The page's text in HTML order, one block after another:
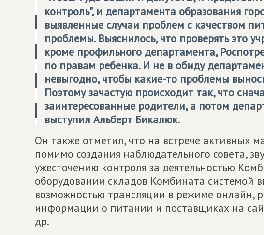
контроль", и департамента образования
выявленные случаи проблем с качеством
проблемы. Выяснилось, что проверять это
кроме профильного департамента,
по правам ребенка. И не в обиду
невыгодно, чтобы какие-то проблемы
Поэтому зачастую происходит так, что
заинтересованные родители, а потом
выступил Альберт Бикалюк.
Он также отметил, что на встрече активных
помимо создания наблюдательного совета,
ужесточению контроля за деятельностью
оборудовании складов Комбината системой
возможностью трансляции в режиме онлайн,
информации о питании и поставщиках на
др.